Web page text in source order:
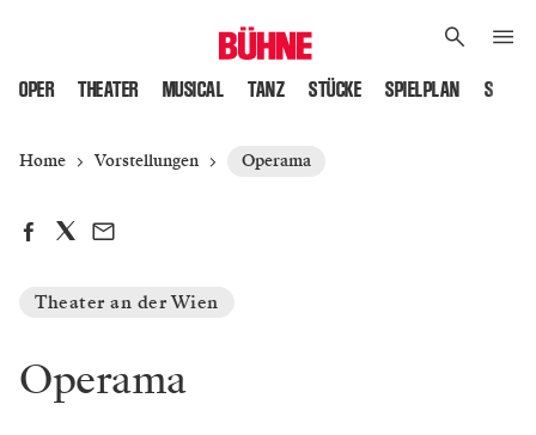
OPER THEATER MUSICAL TANZ STÜCKE SPIELPLAN
Home Vorstellungen Operama
Theater an der Wien
Operama